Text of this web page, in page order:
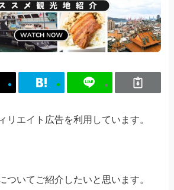
エイト広告を利用しています。
ついてご紹介したいと思います。